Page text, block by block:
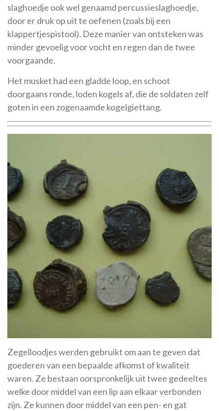
slaghoedje ook wel genaamd percussieslaghoedje,
door er druk op uit te oefenen (zoals bij een
klappertjespistool). Deze manier van ontsteken was
minder gevoelig voor vocht en regen dan de twee
voorgaande.
Het musket had een gladde loop, en schoot
doorgaans ronde, loden kogels af, die de soldaten zelf
goten in een zogenaamde kogelgiettang.
Zegelloodjes werden gebruikt om aan te geven dat
goederen van een bepaalde afkomst of kwaliteit
waren. Ze bestaan oorspronkelijk uit twee gedeeltes
welke door middel van een lip aan elkaar verbonden
zijn. Ze kunnen door middel van een pen- en gat